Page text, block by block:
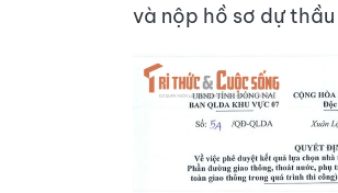
và nộp hồ sơ dự